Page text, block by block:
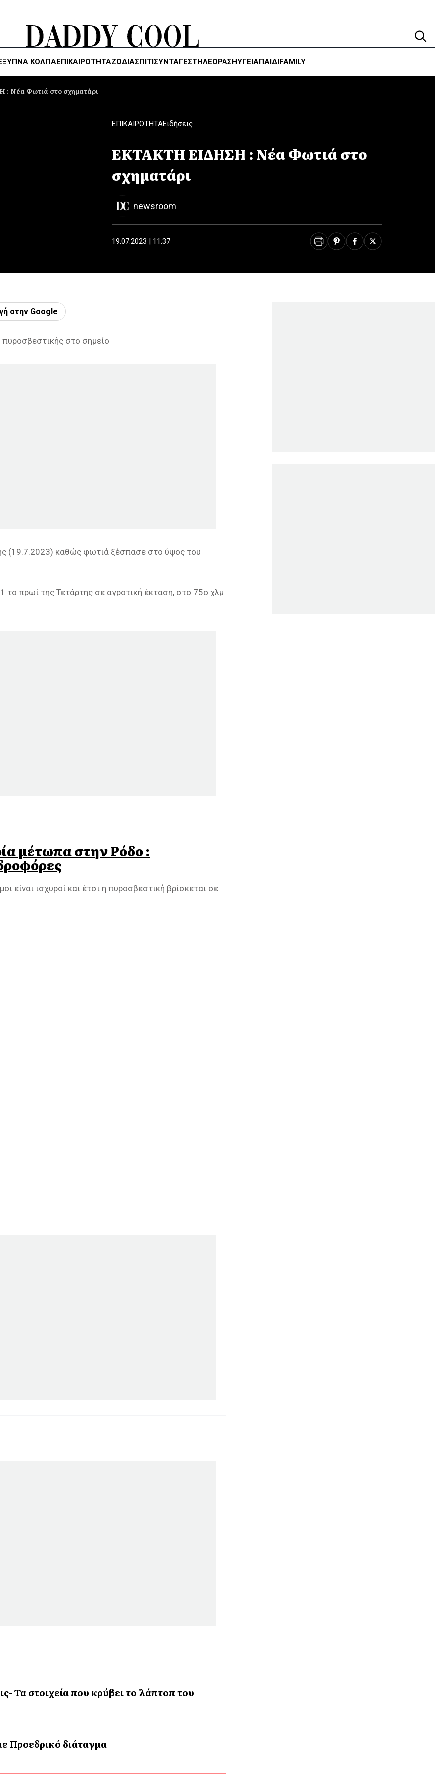
ΚΌΛΠΑΕΠΙΚΑΙΡΟΤΗΤΑΖΏΔΙΑΣΠΙΤΙΣΥΝΤΑΓΕΣΤΗΛΕΌΡΑΣΗΥΓΕΊΑΠΑΙΔΙFAMILY
Νέα Φωτιά στο σχηματάρι
ΕΠΙΚΑΙΡΟΤΗΤΑΕιδήσεις
ΕΚΤΑΚΤΗ ΕΙΔΗΣΗ : Νέα Φωτιά στο
σχηματάρι
newsroom
19.07.2023 | 11:37
στην Google
πυροσβεστικής στο σημείο
(19.7.2023) καθώς φωτιά ξέσπασε στο ύψος του
το πρωί της Τετάρτης σε αγροτική έκταση, στο 75ο χλμ
μέτωπα στην Ρόδο :
είναι ισχυροί και έτσι η πυροσβεστική βρίσκεται σε
Τα στοιχεία που κρύβει το λάπτοπ του
Προεδρικό διάταγμα